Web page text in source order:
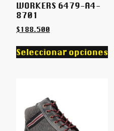
WORKERS 6479-A4-
8701
$188.500
Seleccionar opciones